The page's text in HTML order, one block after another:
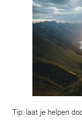
Tip: laat je helpen